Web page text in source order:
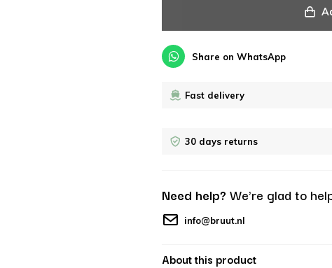
Share on WhatsApp
Fast delivery
30 days returns
Need help? We're glad to
info@bruut.nl
About this product